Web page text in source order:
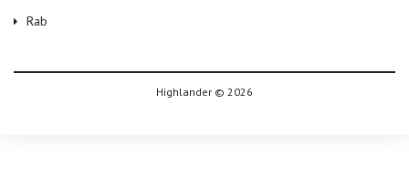
Rab
Highlander © 2026